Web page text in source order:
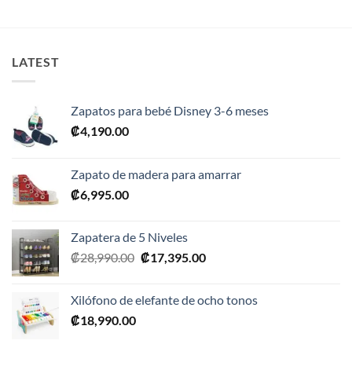
LATEST
Zapatos para bebé Disney 3-6 meses
₡4,190.00
Zapato de madera para amarrar
₡6,995.00
Zapatera de 5 Niveles
₡28,990.00 El
era:
₡17,395.00El
es:
Xilófono de elefante de ocho tonos
₡18,990.00